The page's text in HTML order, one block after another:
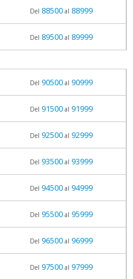
Del 88500al 88999
Del 89500al 89999
Del 90500al 90999
Del 91500al 91999
Del 92500al 92999
Del 93500al 93999
Del 94500al 94999
Del 95500al 95999
Del 96500al 96999
Del 97500al 97999